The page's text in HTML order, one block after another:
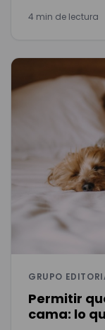
4 min de lectura
GRUPO
Permitir
cama: lo